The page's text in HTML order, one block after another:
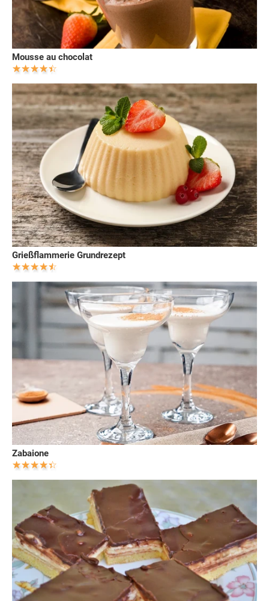
Mousse au chocolat
Grießflammerie Grundrezept
Zabaione